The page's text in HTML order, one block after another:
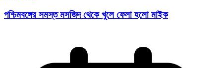
পশ্চিমবঙ্গের সমস্ত মসজিদ থেকে খুলে ফেলা হলো মাইক